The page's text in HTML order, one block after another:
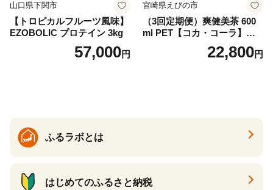
山口県下関市
【トロピカルフルーツ風味】
EZOBOLIC プロテイン 3kg
57,000円
宮崎県えびの市
（3回定期便）爽健美茶 600
ml PET【コカ・コーラ】ペ
ットボトル 1ケース(24本) 定
期便 3回(72本) セット お茶
22,800円
ふるラボとは
はじめてのふるさと納税